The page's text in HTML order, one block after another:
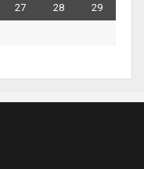
27 28 29